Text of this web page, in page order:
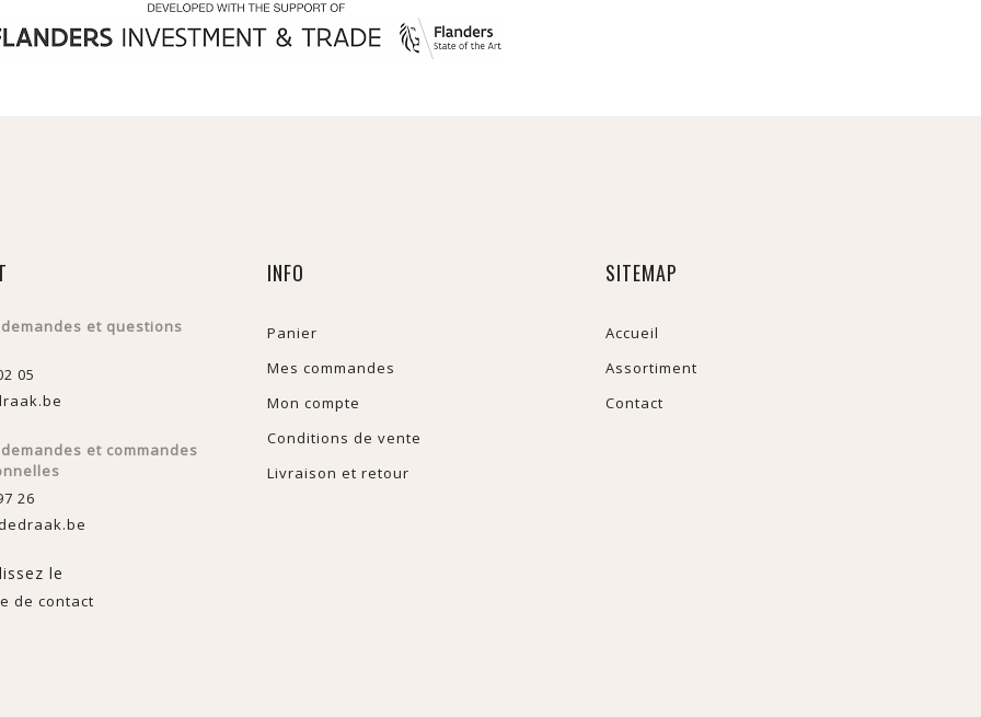
et questions
05
et commandes
26
le
de contact
INFO
Panier
Mes commandes
Mon compte
Conditions de vente
Livraison et retour
SITEMAP
Accueil
Assortiment
Contact